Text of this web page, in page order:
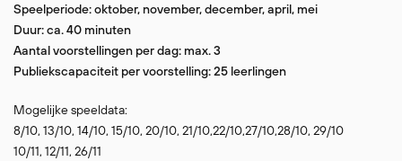
Speelperiode: oktober, november, december, april, mei
Duur: ca. 40 minuten
Aantal voorstellingen per dag: max. 3
Publiekscapaciteit per voorstelling: 25 leerlingen
Mogelijke speeldata:
8/10, 13/10, 14/10, 15/10, 20/10, 21/10,22/10,27/10,28/10, 29/10
10/11, 12/11, 26/11